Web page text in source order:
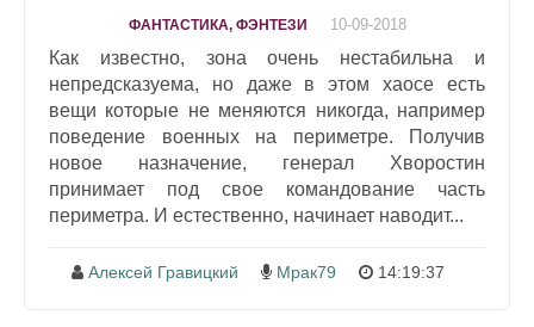
ФАНТАСТИКА, ФЭНТЕЗИ 10-09-2018
Как известно, зона очень нестабильна и
непредсказуема, но даже в этом хаосе есть
вещи которые не меняются никогда, например
поведение военных на периметре. Получив
новое назначение, генерал Хворостин
принимает под свое командование часть
периметра. И естественно, начинает наводит...
Алексей Гравицкий Мрак79 14:19:37